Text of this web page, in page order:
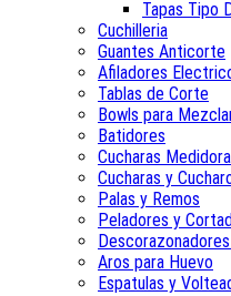
Tapas Tipo
Cuchilleria
Guantes Anticorte
Afiladores
Tablas de Corte
Bowls para
Batidores
Cucharas
Cucharas y
Palas y Remos
Peladores y
Aros para Huevo
Espatulas y